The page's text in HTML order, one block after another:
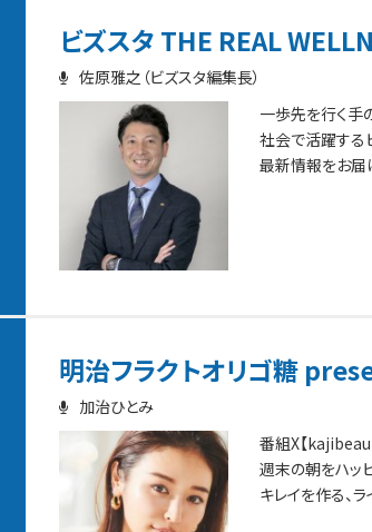
ビズスタ THE REAL
佐原雅之（ビズスタ編集長）
一歩先を行く手
社会で活躍する
最新情報をお届
明治フラクトオリゴ糖
加治ひとみ
番組X【
週末の朝をハッ
キレイを作る、